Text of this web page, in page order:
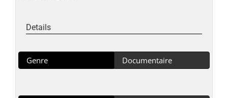
Details
Genre Documentaire